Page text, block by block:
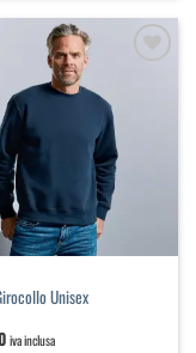
Unisex
iva inclusa